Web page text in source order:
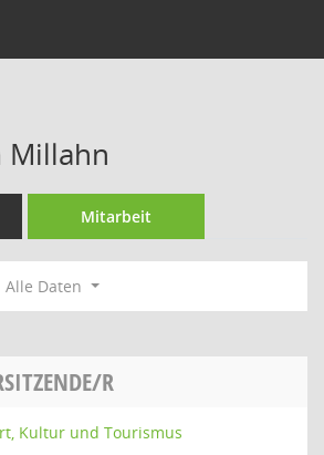
Millahn
Mitarbeit
Alle Daten
R
Kultur und Tourismus